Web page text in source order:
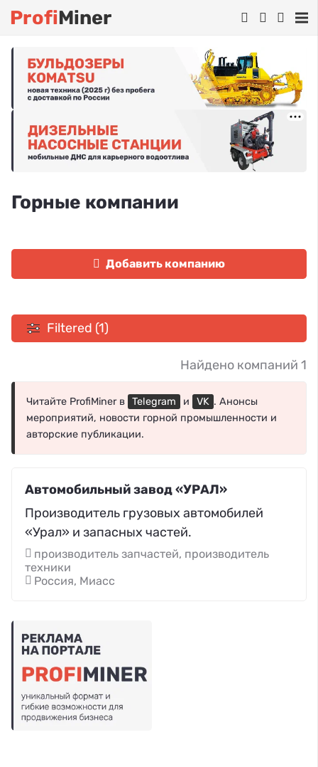
ProfiMiner
Горные компании
Добавить компанию
Filtered (1)
Найдено компаний 1
Читайте ProfiMiner в Telegram и VK . Анонсы
мероприятий, новости горной промышленности и
авторские публикации.
Автомобильный завод «УРАЛ»
Производитель грузовых автомобилей
«Урал» и запасных частей.
производитель запчастей, производитель
техники
Россия, Миасс